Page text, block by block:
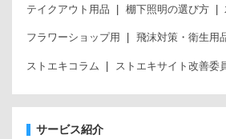
テイクアウト用品 棚下照明の選び方
フラワーショップ用 飛沫対策・衛生用
ストエキコラム ストエキサイト改善委
サービス紹介